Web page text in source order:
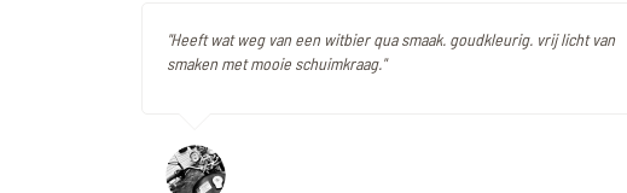
"Heeft wat weg van een witbier qua smaak. goudkleurig. vrij licht van
smaken met mooie schuimkraag."